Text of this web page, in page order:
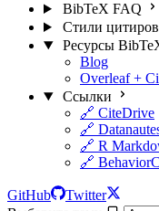
BibTeX FAQ
Стили
Ресурсы
Blog
Overleaf +
Ссылки
🔗 CiteDrive
🔗
🔗 R
🔗
GitHub
Twitter